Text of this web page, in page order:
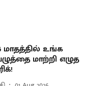
மாதத்தில் உங்க
மாற்றி எழுத